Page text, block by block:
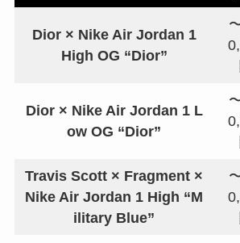
Dior × Nike Air Jordan 1
High OG “Dior”
Dior × Nike Air Jordan 1 L
ow OG “Dior”
Travis Scott × Fragment ×
Nike Air Jordan 1 High “M
ilitary Blue”